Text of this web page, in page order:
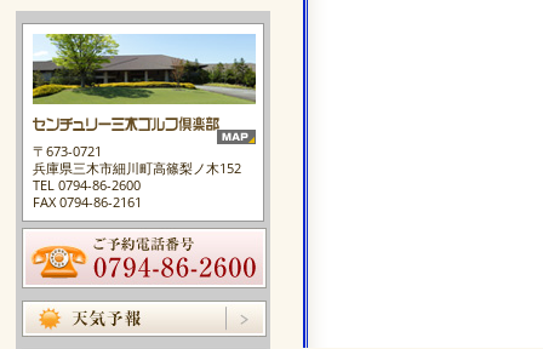
〒673-0721
兵庫県三木市細川町高篠梨ノ木152
TEL 0794-86-2600
FAX 0794-86-2161